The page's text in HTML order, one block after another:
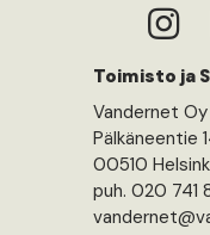
Toimisto ja
Vandernet Oy
Pälkäneentie
00510
puh. 020 741